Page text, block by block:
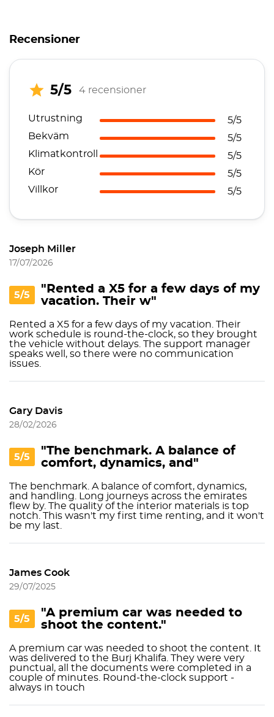
Recensioner
5/5 4 recensioner
Utrustning
5/5
Bekväm
5/5
Klimatkontroll
5/5
Kör
5/5
Villkor
5/5
Joseph Miller
17/07/2026
5/5
"Rented a X5 for a few days of my
vacation. Their w"
Rented a X5 for a few days of my vacation. Their
work schedule is round-the-clock, so they brought
the vehicle without delays. The support manager
speaks well, so there were no communication
issues.
Gary Davis
28/02/2026
5/5
"The benchmark. A balance of
comfort, dynamics, and"
The benchmark. A balance of comfort, dynamics,
and handling. Long journeys across the emirates
flew by. The quality of the interior materials is top
notch. This wasn't my first time renting, and it won't
be my last.
James Cook
29/07/2025
5/5
"A premium car was needed to
shoot the content."
A premium car was needed to shoot the content. It
was delivered to the Burj Khalifa. They were very
punctual, all the documents were completed in a
couple of minutes. Round-the-clock support -
always in touch